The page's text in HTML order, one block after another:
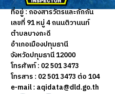
ที่อยู่ :กองสารวัตรและกักกัน
เลขที่ 91 หมู่ 4 ถนนติวานนท์
ตำบลบางกะดี
อำเภอเมืองปทุมธานี
จังหวัดปทุมธานี 12000
โทรศัพท์ : 02 501 3473
โทรสาร : 02 501 3473 ต่อ 104
e-mail : aqidata@dld.go.th